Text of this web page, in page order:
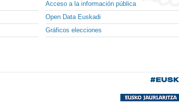
Acceso a la información pública
Open Data Euskadi
Gráficos elecciones